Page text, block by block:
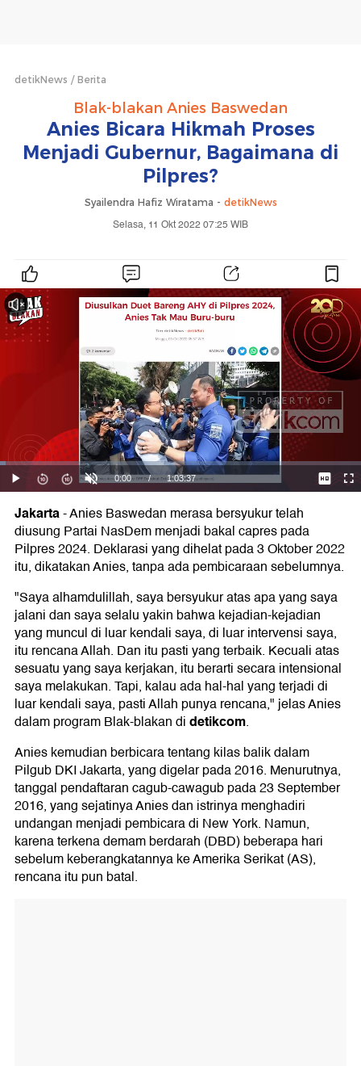
detikNews Berita
Blak-blakan Anies Baswedan
Anies Bicara Hikmah Proses
Menjadi Gubernur, Bagaimana di
Pilpres?
Syailendra Hafiz Wiratama - detikNews
Selasa, 11 Okt 2022 07:25 WIB
Jakarta-Anies Baswedan merasa bersyukur telah
diusung Partai NasDem menjadi bakal capres pada
Pilpres 2024. Deklarasi yang dihelat pada 3 Oktober 2022
itu, dikatakan Anies, tanpa ada pembicaraan sebelumnya.
"Saya alhamdulillah, saya bersyukur atas apa yang saya
jalani dan saya selalu yakin bahwa kejadian-kejadian
yang muncul di luar kendali saya, di luar intervensi saya,
itu rencana Allah. Dan itu pasti yang terbaik. Kecuali atas
sesuatu yang saya kerjakan, itu berarti secara intensional
saya melakukan. Tapi, kalau ada hal-hal yang terjadi di
luar kendali saya, pasti Allah punya rencana," jelas Anies
dalam program Blak-blakan didetikcom.
Anies kemudian berbicara tentang kilas balik dalam
Pilgub DKI Jakarta, yang digelar pada 2016. Menurutnya,
tanggal pendaftaran cagub-cawagub pada 23 September
2016, yang sejatinya Anies dan istrinya menghadiri
undangan menjadi pembicara di New York. Namun,
karena terkena demam berdarah (DBD) beberapa hari
sebelum keberangkatannya ke Amerika Serikat (AS),
rencana itu pun batal.